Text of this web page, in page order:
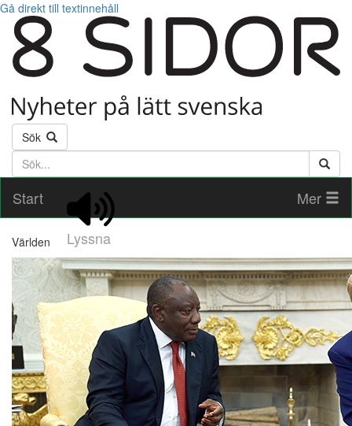
Gå direkt till textinnehåll
Sök
Söktext
Start
Lyssna
Mer
Världen